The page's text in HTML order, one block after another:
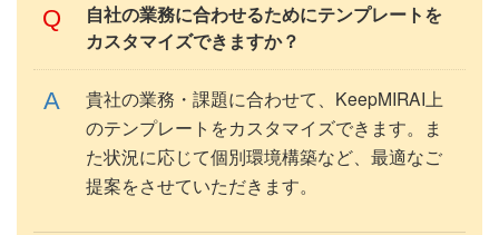
自社の業務に合わせるためにテンプレートを
カスタマイズできますか？
貴社の業務・課題に合わせて、KeepMIRAI上
のテンプレートをカスタマイズできます。ま
た状況に応じて個別環境構築など、最適なご
提案をさせていただきます。